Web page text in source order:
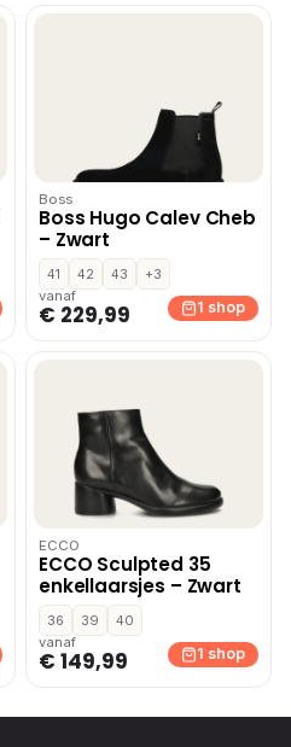
Boss
Boss Hugo Calev Cheb
– Zwart
41 42 43
+3
vanaf
€ 229,99 1 shop
ECCO
ECCO Sculpted 35
enkellaarsjes – Zwart
36 39
40
vanaf
€ 149,99 1 shop